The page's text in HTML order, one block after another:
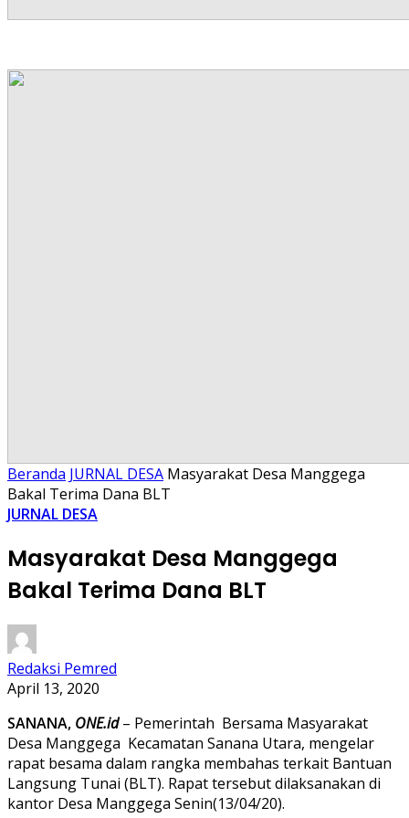
Beranda JURNAL DESA Masyarakat Desa Manggega
Bakal Terima Dana BLT
JURNAL DESA
Masyarakat Desa Manggega
Bakal Terima Dana BLT
Redaksi Pemred
April 13, 2020
SANANA, ONE.id– Pemerintah Bersama Masyarakat
Desa Manggega Kecamatan Sanana Utara, mengelar
rapat besama dalam rangka membahas terkait Bantuan
Langsung Tunai (BLT). Rapat tersebut dilaksanakan di
kantor Desa Manggega Senin(13/04/20).